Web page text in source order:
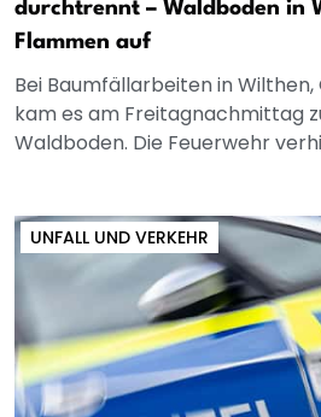
durchtrennt – Waldboden in
Flammen auf
Bei Baumfällarbeiten in
kam es am Freitagnachmittag
Waldboden. Die Feuerwehr
UNFALL UND VERKEHR